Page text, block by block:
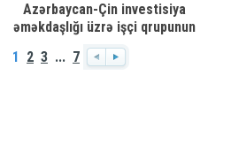
Azərbaycan-Çin investisiya
əməkdaşlığı üzrə işçi qrupunun
ilk iclası keçirilib
1 2 3 ... 7